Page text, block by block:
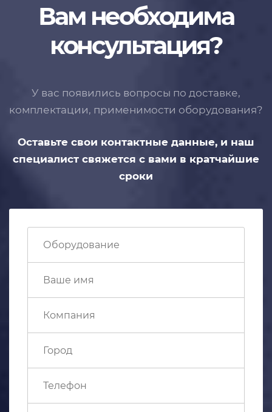
Вам необходима
консультация?
У вас появились вопросы по доставке,
комплектации, применимости оборудования?
Оставьте свои контактные данные, и наш
специалист свяжется с вами в кратчайшие
сроки